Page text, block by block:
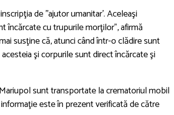
de ''ajutor umanitar'. Aceleaşi
încărcate cu trupurile morţilor", afirmă
susţine că, atunci când într-o clădire sunt
şi corpurile sunt direct încărcate şi
sunt transportate la crematoriul mobil
este în prezent verificată de către